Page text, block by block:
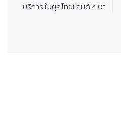
บริการ ในยุคไทยแลนด์ 4.0”